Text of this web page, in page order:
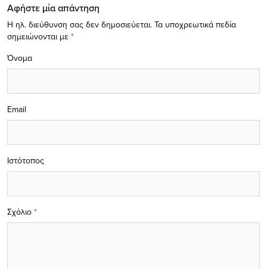
Αφήστε μία απάντηση
Η ηλ. διεύθυνση σας δεν δημοσιεύεται. Τα υποχρεωτικά πεδία
σημειώνονται με *
Σχόλιο *
Όνομα
Email
Ιστότοπος